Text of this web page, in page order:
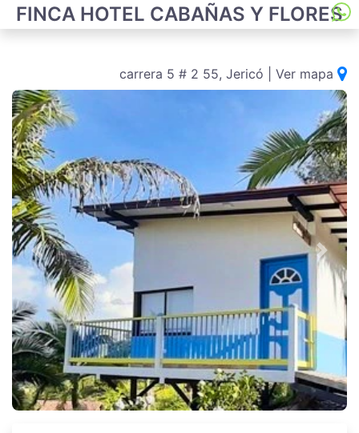
FINCA HOTEL CABAÑAS Y FLORES
carrera 5 # 2 55, Jericó | Ver mapa